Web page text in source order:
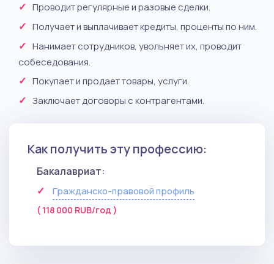
Проводит регулярные и разовые сделки.
Получает и выплачивает кредиты, проценты по ним.
Нанимает сотрудников, увольняет их, проводит
собеседования.
Покупает и продает товары, услуги.
Заключает договоры с контрагентами.
Как получить эту профессию:
Бакалавриат:
Гражданско-правовой профиль
( 118 000 RUB/год )